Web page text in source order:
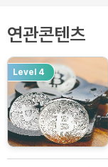
연관콘텐츠
Level 4